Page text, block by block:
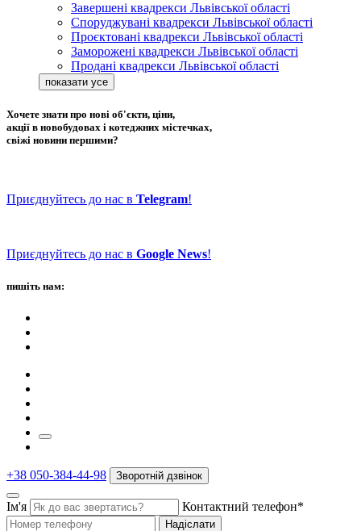
Завершені квадрекси Львівської області
Споруджувані квадрекси Львівської області
Проєктовані квадрекси Львівської області
Заморожені квадрекси Львівської області
Продані квадрекси Львівської області
Хочете знати про нові об'єкти, ціни,
акції в новобудовах і котеджних містечках,
свіжі новини першими?
Приєднуйтесь до нас в Telegram!
Приєднуйтесь до нас в Google News!
пишіть нам:
+38 050-384-44-98 Зворотній дзвінок
Ім'я Контактний телефон*
Надіслати